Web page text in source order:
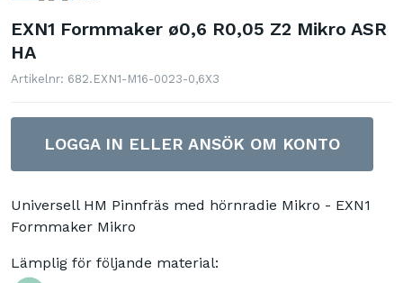
EXN1 Formmaker ø0,6 R0,05 Z2 Mikro ASR
HA
Artikelnr: 682.EXN1-M16-0023-0,6X3
LOGGA IN ELLER ANSÖK OM KONTO
Universell HM Pinnfräs med hörnradie Mikro - EXN1
Formmaker Mikro
Lämplig för följande material: